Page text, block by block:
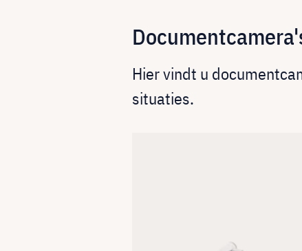
Hier vindt u
situaties.